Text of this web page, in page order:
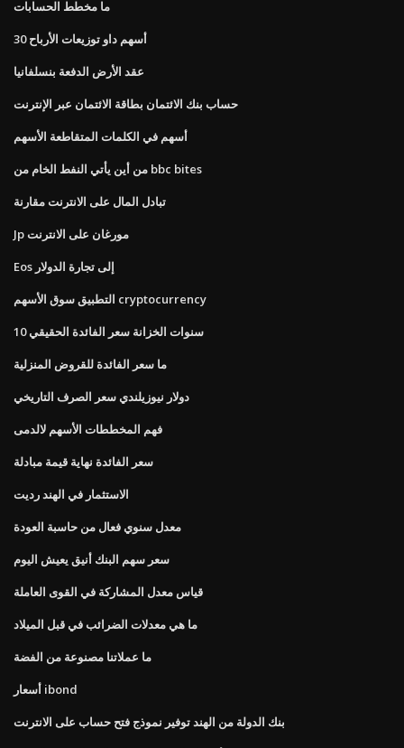
ما مخطط الحسابات
30 أسهم داو توزيعات الأرباح
عقد الأرض الدفعة بنسلفانيا
حساب بنك الائتمان بطاقة الائتمان عبر الإنترنت
أسهم في الكلمات المتقاطعة الأسهم
من أين يأتي النفط الخام من bbc bites
تبادل المال على الانترنت مقارنة
Jp مورغان على الانترنت
Eos إلى تجارة الدولار
التطبيق سوق الأسهم cryptocurrency
10 سنوات الخزانة سعر الفائدة الحقيقي
ما سعر الفائدة للقروض المنزلية
دولار نيوزيلندي سعر الصرف التاريخي
فهم المخططات الأسهم لالدمى
سعر الفائدة نهاية قيمة مبادلة
الاستثمار في الهند رديت
معدل سنوي فعال من حاسبة العودة
سعر سهم البنك أنيق يعيش اليوم
قياس معدل المشاركة في القوى العاملة
ما هي معدلات الضرائب في قبل الميلاد
ما عملاتنا مصنوعة من الفضة
أسعار ibond
بنك الدولة من الهند توفير نموذج فتح حساب على الانترنت